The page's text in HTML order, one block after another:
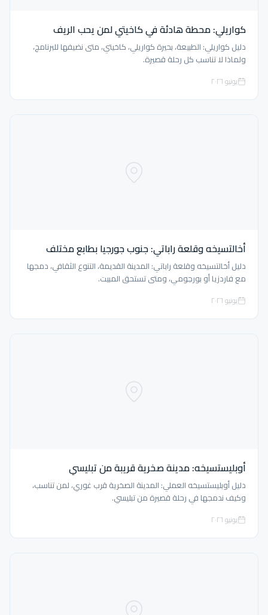
كواريلي: محطة هادئة في كاخيتي لمن يحب الريف
دليل كواريلي: الطبيعة، بحيرة كواريلي، كاخيتي، متى نضيفها للبرنامج،
ولماذا لا تناسب كل رحلة قصيرة.
يونيو ٢٠٢٦
أخالتسيخه وقلعة راباتي: جنوب جورجيا بطابع مختلف
دليل أخالتسيخه وقلعة راباتي: المدينة القديمة، التنوع الثقافي، دمجها
مع فاردزيا أو بورجومي، ومتى تستحق المبيت.
يونيو ٢٠٢٦
أوبليستسيخه: مدينة صخرية قريبة من تبليسي
دليل أوبليستسيخه العملي: المدينة الصخرية قرب غوري، لمن تناسب،
وكيف ندمجها في رحلة قصيرة من تبليسي.
يونيو ٢٠٢٦